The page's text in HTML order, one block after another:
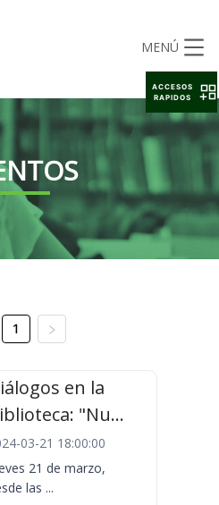
MENÚ
1
en la
"Nu...
03-21 18:00:00
21 de marzo,
las ...
ACCESOS
RAPIDOS